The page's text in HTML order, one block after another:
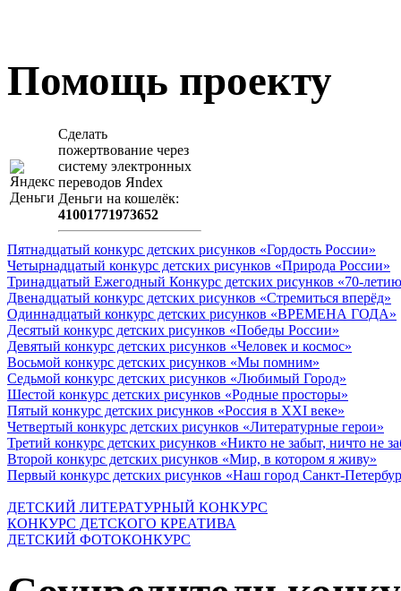
Помощь проекту
Сделать
пожертвование через
систeму элeктронных
пeрeводов Яndex
Деньги на кошeлёк:
41001771973652
Пятнадцатый конкурс детских рисунков «Гордость России»
Четырнадцатый конкурс детских рисунков «Природа России»
Тринадцатый Ежегодный Конкурс детских рисунков «70-
Двенадцатый конкурс детских рисунков «Стремиться вперёд»
Одиннадцатый конкурс детских рисунков «ВРЕМЕНА ГОДА»
Десятый конкурс детских рисунков «Победы России»
Девятый конкурс детских рисунков «Человек и космос»
Восьмой конкурс детских рисунков «Мы помним»
Седьмой конкурс детских рисунков «Любимый Город»
Шестой конкурс детских рисунков «Родные просторы»
Пятый конкурс детских рисунков «Россия в XXI веке»
Четвертый конкурс детских рисунков «Литературные герои»
Третий конкурс детских рисунков «Никто не забыт, ничто не
Второй конкурс детских рисунков «Мир, в котором я живу»
Первый конкурс детских рисунков «Наш город Санкт-
ДЕТСКИЙ ЛИТЕРАТУРНЫЙ КОНКУРС
КОНКУРС ДЕТСКОГО КРЕАТИВА
ДЕТСКИЙ ФОТОКОНКУРС